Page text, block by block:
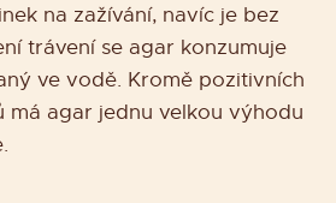
na zažívání, navíc je bez
trávení se agar konzumuje
ve vodě. Kromě pozitivních
má agar jednu velkou výhodu